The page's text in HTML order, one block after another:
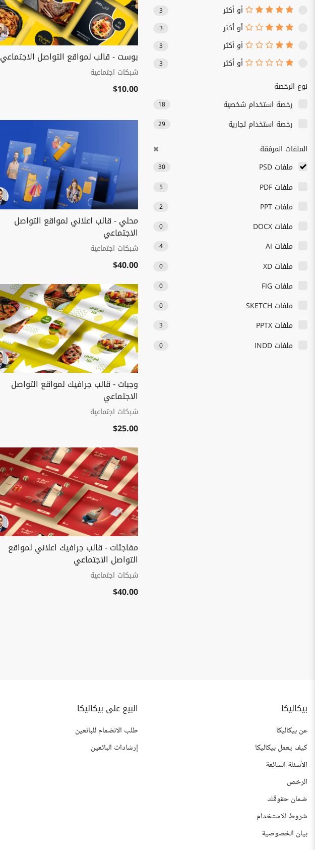
أو أكثر
3
أو أكثر 3
أو أكثر 3
أو أكثر 3
نوع الرخصة
رخصة استخدام شخصية
18
رخصة استخدام تجارية 29
الملفات المرفقة
ملفات PSD
30
ملفات PDF 5
ملفات PPT 2
ملفات DOCX 0
ملفات AI 4
ملفات XD 0
ملفات FIG 0
ملفات SKETCH 0
ملفات PPTX 3
ملفات INDD 0
بوست - قالب لمواقع التواصل الاجتماعي
شبكات اجتماعية
$10.00
محلي - قالب اعلاني لمواقع التواصل
الاجتماعي
شبكات اجتماعية
$40.00
وجبات - قالب جرافيك لمواقع التواصل
الاجتماعي
شبكات اجتماعية
$25.00
مفاجئات - قالب جرافيك اعلاني لمواقع
التواصل الاجتماعي
شبكات اجتماعية
$40.00
بيكاليكا
عن بيكاليكا
كيف يعمل بيكاليكا
الأسئلة الشائعة
الرخص
ضمان حقوقك
شروط الاستخدام
بيان الخصوصية
البيع على بيكاليكا
طلب الانضمام للبائعين
إرشادات البائعين